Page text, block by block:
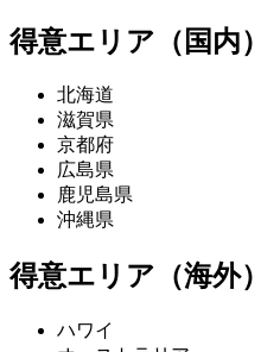
得意エリア（国内）
北海道
滋賀県
京都府
広島県
鹿児島県
沖縄県
得意エリア（海外）
ハワイ